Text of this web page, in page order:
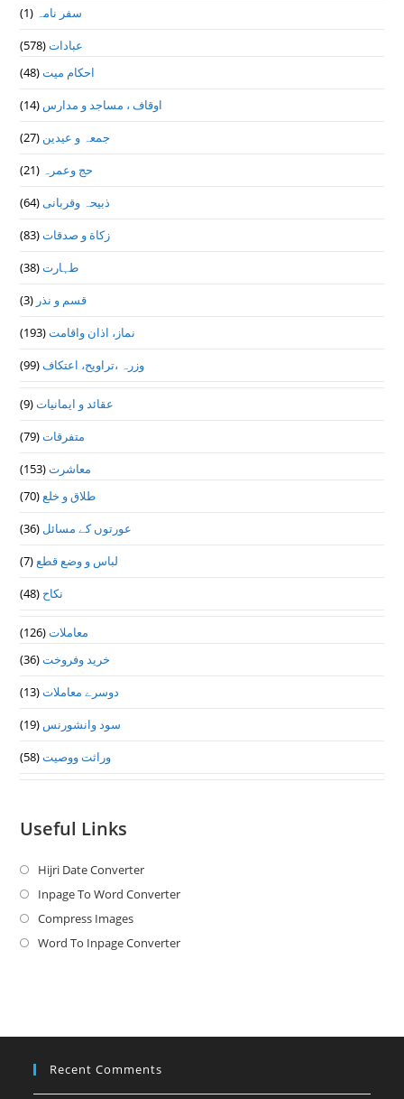
سفر نامہ (1)
عبادات(578)
احکام میت(48)
اوقاف ، مساجد و مدارس (14)
جمعہ و عیدین (27)
حج وعمرہ (21)
ذبیحہ وقربانی(64)
زکاة و صدقات(83)
طہارت(38)
قسم و نذر (3)
نماز، اذان واقامت(193)
وزرہ ،تراويح، اعتكاف(99)
عقائد و ایمانیات(9)
متفرقات(79)
معاشرت(153)
طلاق و خلع(70)
عورتوں کے مسائل (36)
لباس و وضع قطع(7)
نکاح (48)
معاملات(126)
خرید وفروخت(36)
دوسرے معاملات(13)
سود وانشورنس (19)
وراثت ووصيت(58)
Useful Links
Hijri Date ConverterOpens
in
new
Inpage To Word ConverterOpens
a
Compress ImagesOpens
in
Word To Inpage ConverterOpens
tab
Recent Comments